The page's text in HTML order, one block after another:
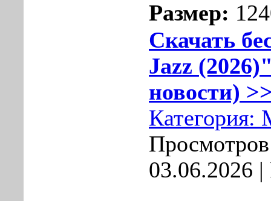
Размер:
Скачать
Jazz
новости)
Категория:
03.06.2026 |